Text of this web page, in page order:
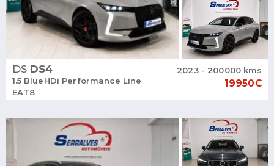
DS DS4
1.5 BlueHDi Performance Line
EAT8
2023 - 200000 kms
19950€